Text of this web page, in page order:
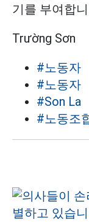
기를 부여합
Trường Sơn
#노동자
#노동자
#Son La
#노동조